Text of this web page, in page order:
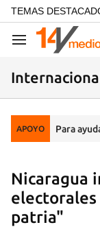
common.go-to-
TEMAS
Navegación
APOYO Para
Nicaragua
patria"